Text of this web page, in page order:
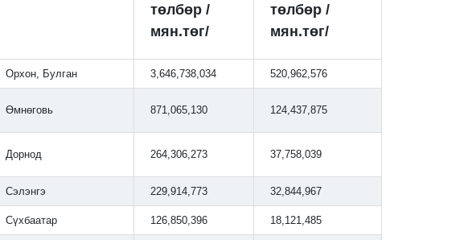
төлбөр /
мян.төг/
төлбөр /
мян.төг/
Орхон, Булган 3,646,738,034 520,962,576
Өмнөговь 871,065,130 124,437,875
Дорнод 264,306,273 37,758,039
Сэлэнгэ 229,914,773 32,844,967
Сүхбаатар 126,850,396 18,121,485